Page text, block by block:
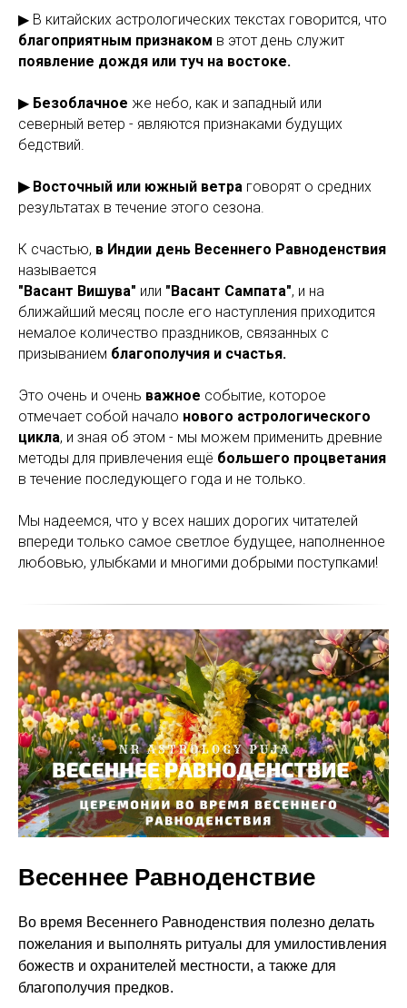
▶ В китайских астрологических текстах говорится, что
благоприятным признаком в этот день служит
появление дождя или туч на востоке.
▶ Безоблачное же небо, как и западный или
северный ветер - являются признаками будущих
бедствий.
▶ Восточный или южный ветра говорят о средних
результатах в течение этого сезона.
К счастью, в Индии день Весеннего Равноденствия
называется
"Васант Вишува" или "Васант Сампата", и на
ближайший месяц после его наступления приходится
немалое количество праздников, связанных с
призыванием благополучия и счастья.
Это очень и очень важное событие, которое
отмечает собой начало нового астрологического
цикла, и зная об этом - мы можем применить древние
методы для привлечения ещё большего процветания
в течение последующего года и не только.
Мы надеемся, что у всех наших дорогих читателей
впереди только самое светлое будущее, наполненное
любовью, улыбками и многими добрыми поступками!
Весеннее Равноденствие
Во время Весеннего Равноденствия полезно делать
пожелания и выполнять ритуалы для умилостивления
божеств и охранителей местности, а также для
благополучия предков.